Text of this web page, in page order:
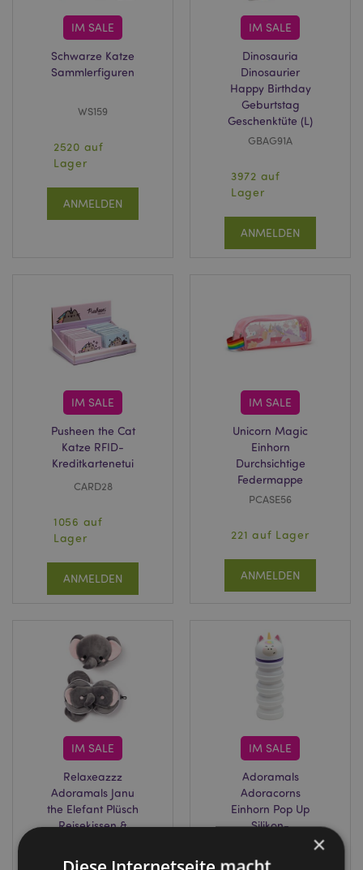
IM SALE
Schwarze Katze
Sammlerfiguren
WS159
2520 auf
Lager
ANMELDEN
IM SALE
Dinosauria
Dinosaurier
Happy Birthday
Geburtstag
Geschenktüte (L)
GBAG91A
3972 auf
Lager
ANMELDEN
IM SALE
Pusheen the Cat
Katze RFID-
Kreditkartenetui
CARD28
1056 auf
Lager
ANMELDEN
IM SALE
Unicorn Magic
Einhorn
Durchsichtige
Federmappe
PCASE56
221 auf Lager
ANMELDEN
IM SALE
Relaxeazzz
Adoramals Janu
the Elefant Plüsch
Reisekissen &
CUSH314
IM SALE
Adoramals
Adoracorns
Einhorn Pop Up
Silikon-
PCASE78
×